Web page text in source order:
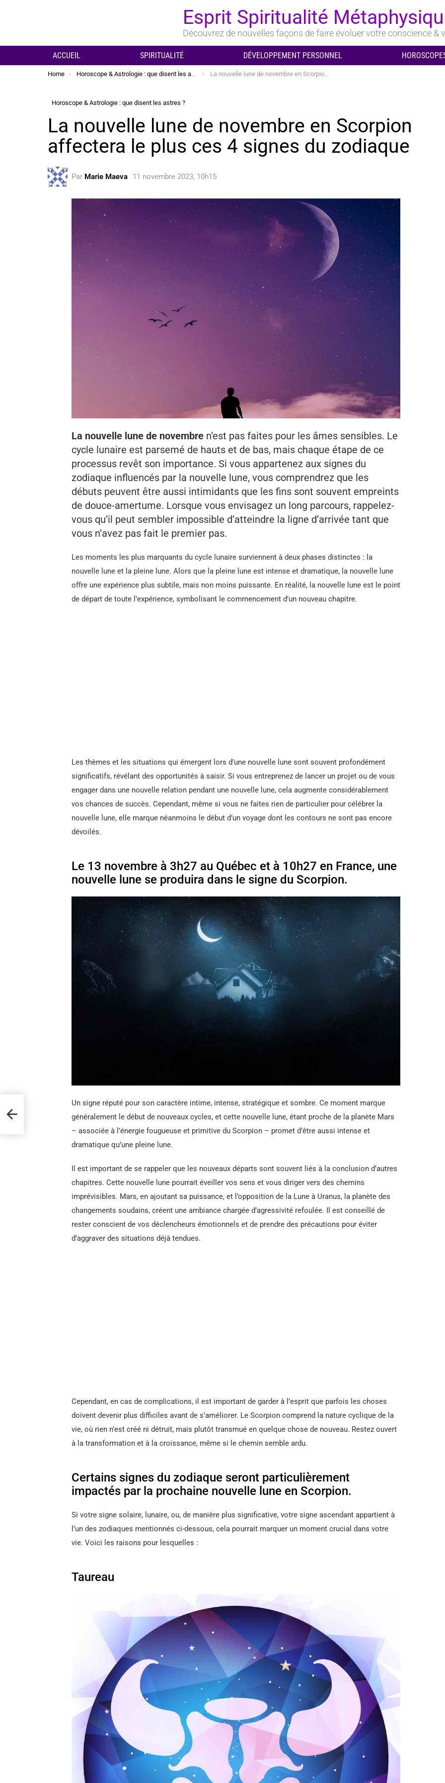
Esprit Spiritualité
Découvrez de nouvelles façons de faire évoluer votre conscience &
ACCUEIL SPIRITUALITÉ DÉVELOPPEMENT PERSONNEL
You are here:
Home Horoscope & Astrologie : que disent les astres ? La nouvelle lune de novembre en Scorpion affectera le plus ces 4 signes du zodiaque
Horoscope & Astrologie : que disent les astres ?
La nouvelle lune de novembre en Scorpion
affectera le plus ces 4 signes du zodiaque
Par Marie Maeva 11 novembre 2023, 10h15
La nouvelle lune de novembre n’est pas faites pour les âmes sensibles. Le
cycle lunaire est parsemé de hauts et de bas, mais chaque étape de ce
processus revêt son importance. Si vous appartenez aux signes du
zodiaque influencés par la nouvelle lune, vous comprendrez que les
débuts peuvent être aussi intimidants que les fins sont souvent empreints
de douce-amertume. Lorsque vous envisagez un long parcours, rappelez-
vous qu’il peut sembler impossible d’atteindre la ligne d’arrivée tant que
vous n’avez pas fait le premier pas.
Les moments les plus marquants du cycle lunaire surviennent à deux phases distinctes : la
nouvelle lune et la pleine lune. Alors que la pleine lune est intense et dramatique, la nouvelle lune
offre une expérience plus subtile, mais non moins puissante. En réalité, la nouvelle lune est le point
de départ de toute l’expérience, symbolisant le commencement d’un nouveau chapitre.
Les thèmes et les situations qui émergent lors d’une nouvelle lune sont souvent profondément
significatifs, révélant des opportunités à saisir. Si vous entreprenez de lancer un projet ou de vous
engager dans une nouvelle relation pendant une nouvelle lune, cela augmente considérablement
vos chances de succès. Cependant, même si vous ne faites rien de particulier pour célébrer la
nouvelle lune, elle marque néanmoins le début d’un voyage dont les contours ne sont pas encore
dévoilés.
Le 13 novembre à 3h27 au Québec et à 10h27 en France, une
nouvelle lune se produira dans le signe du Scorpion.
Un signe réputé pour son caractère intime, intense, stratégique et sombre. Ce moment marque
généralement le début de nouveaux cycles, et cette nouvelle lune, étant proche de la planète Mars
– associée à l’énergie fougueuse et primitive du Scorpion – promet d’être aussi intense et
dramatique qu’une pleine lune.
Il est important de se rappeler que les nouveaux départs sont souvent liés à la conclusion d’autres
chapitres. Cette nouvelle lune pourrait éveiller vos sens et vous diriger vers des chemins
imprévisibles. Mars, en ajoutant sa puissance, et l’opposition de la Lune à Uranus, la planète des
changements soudains, créent une ambiance chargée d’agressivité refoulée. Il est conseillé de
rester conscient de vos déclencheurs émotionnels et de prendre des précautions pour éviter
d’aggraver des situations déjà tendues.
Cependant, en cas de complications, il est important de garder à l’esprit que parfois les choses
doivent devenir plus difficiles avant de s’améliorer. Le Scorpion comprend la nature cyclique de la
vie, où rien n’est créé ni détruit, mais plutôt transmué en quelque chose de nouveau. Restez ouvert
à la transformation et à la croissance, même si le chemin semble ardu.
Certains signes du zodiaque seront particulièrement
impactés par la prochaine nouvelle lune en Scorpion.
Si votre signe solaire, lunaire, ou, de manière plus significative, votre signe ascendant appartient à
l’un des zodiaques mentionnés ci-dessous, cela pourrait marquer un moment crucial dans votre
vie. Voici les raisons pour lesquelles :
Taureau